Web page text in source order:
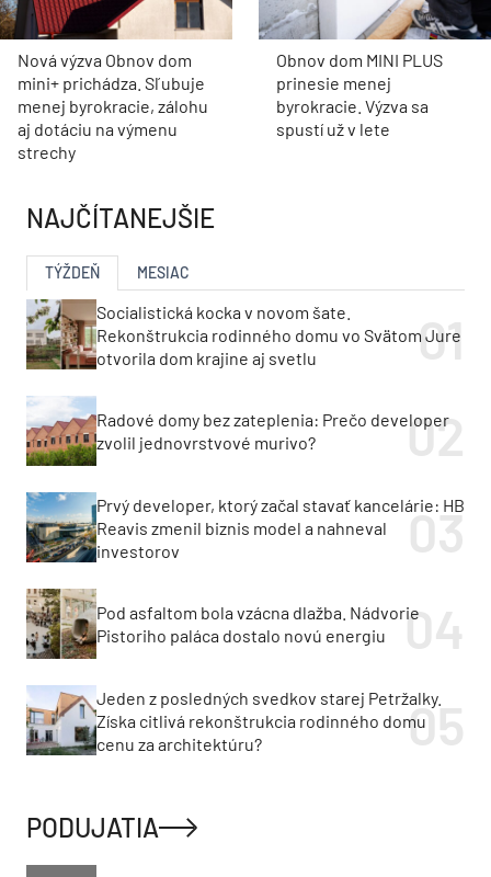
Nová výzva Obnov dom
mini+ prichádza. Sľubuje
menej byrokracie, zálohu
aj dotáciu na výmenu
strechy
Obnov dom MINI PLUS
prinesie menej
byrokracie. Výzva sa
spustí už v lete
NAJČÍTANEJŠIE
TÝŽDEŇ MESIAC
Socialistická kocka v novom šate.
Rekonštrukcia rodinného domu vo Svätom Jure
otvorila dom krajine aj svetlu
Radové domy bez zateplenia: Prečo developer
zvolil jednovrstvové murivo?
Prvý developer, ktorý začal stavať kancelárie: HB
Reavis zmenil biznis model a nahneval
investorov
Pod asfaltom bola vzácna dlažba. Nádvorie
Pistoriho paláca dostalo novú energiu
Jeden z posledných svedkov starej Petržalky.
Získa citlivá rekonštrukcia rodinného domu
cenu za architektúru?
PODUJATIA